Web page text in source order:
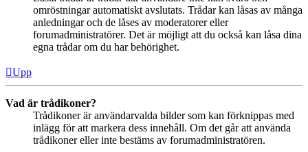
omröstningar automatiskt avslutats. Trådar kan låsas av många
anledningar och de låses av moderatorer eller
forumadministratörer. Det är möjligt att du också kan låsa dina
egna trådar om du har behörighet.
Upp
Vad är trådikoner?
Trådikoner är användarvalda bilder som kan förknippas med
inlägg för att markera dess innehåll. Om det går att använda
trådikoner eller inte bestäms av forumadministratören.